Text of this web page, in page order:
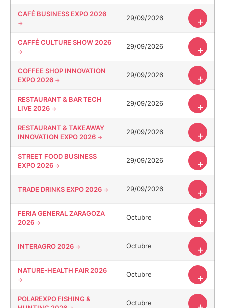
CAFÉ BUSINESS EXPO 2026 29/09/2026 +
CAFFÉ CULTURE SHOW 2026 29/09/2026 +
COFFEE SHOP INNOVATION
EXPO 2026
29/09/2026 +
RESTAURANT & BAR TECH
LIVE 2026
29/09/2026 +
RESTAURANT & TAKEAWAY
INNOVATION EXPO 2026
29/09/2026 +
STREET FOOD BUSINESS
EXPO 2026
29/09/2026 +
TRADE DRINKS EXPO 2026 29/09/2026 +
FERIA GENERAL ZARAGOZA
2026
Octubre +
INTERAGRO 2026 Octubre +
NATURE-HEALTH FAIR 2026 Octubre +
POLAREXPO FISHING &
Octubre